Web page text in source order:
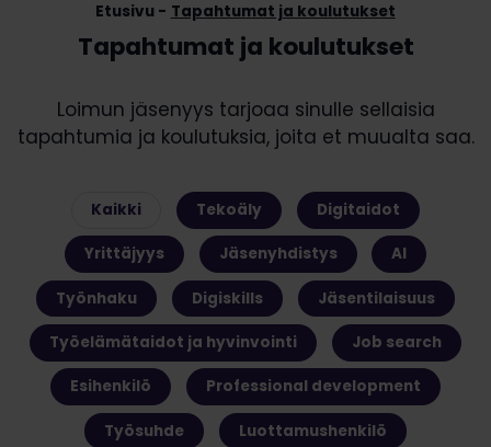
Tapahtumat ja koulutukset
Etusivu Tapahtumat ja koulutukset
Loimun jäsenyys tarjoaa sinulle sellaisia
tapahtumia ja koulutuksia, joita et muualta saa.
Kaikki Tekoäly Digitaidot
Yrittäjyys Jäsenyhdistys AI
Työnhaku Digiskills Jäsentilaisuus
Työelämätaidot ja hyvinvointi Job search
Esihenkilö Professional development
Työsuhde Luottamushenkilö